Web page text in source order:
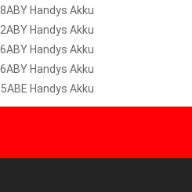
Handys Akku
Handys Akku
Handys Akku
Handys Akku
Handys Akku